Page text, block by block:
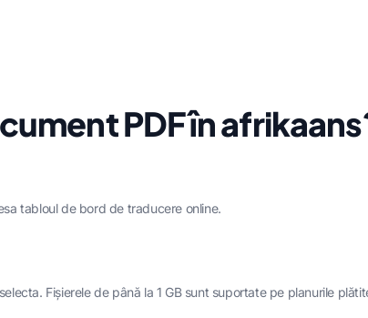
PDF în
tabloul de bord de traducere online.
Fișierele de până la 1 GB sunt suportate pe planurile